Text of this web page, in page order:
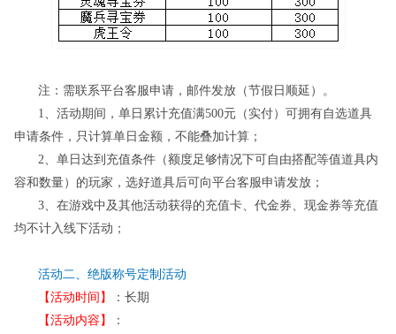
注：需联系平台客服申请，邮件发放（节假日顺延）。
1、活动期间，单日累计充值满500元（实付）可拥有自选道具
申请条件，只计算单日金额，不能叠加计算；
2、单日达到充值条件（额度足够情况下可自由搭配等值道具内
容和数量）的玩家，选好道具后可向平台客服申请发放；
3、在游戏中及其他活动获得的充值卡、代金券、现金券等充值
均不计入线下活动；
活动二、绝版称号定制活动
【活动时间】
：长期
【活动内容】
：